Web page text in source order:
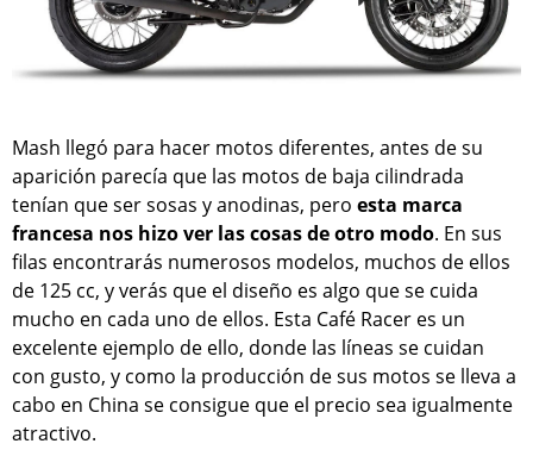
Mash llegó para hacer motos diferentes, antes de su
aparición parecía que las motos de baja cilindrada
tenían que ser sosas y anodinas, pero esta marca
francesa nos hizo ver las cosas de otro modo. En sus
filas encontrarás numerosos modelos, muchos de ellos
de 125 cc, y verás que el diseño es algo que se cuida
mucho en cada uno de ellos. Esta Café Racer es un
excelente ejemplo de ello, donde las líneas se cuidan
con gusto, y como la producción de sus motos se lleva a
cabo en China se consigue que el precio sea igualmente
atractivo.